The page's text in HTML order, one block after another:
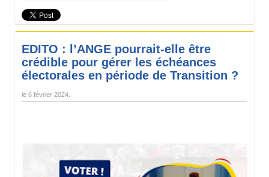
EDITO : l’ANGE pourrait-elle être
crédible pour gérer les échéances
électorales en période de Transition ?
le 6 février 2024